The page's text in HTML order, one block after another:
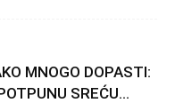
MNOGO DOPASTI:
SREĆU...